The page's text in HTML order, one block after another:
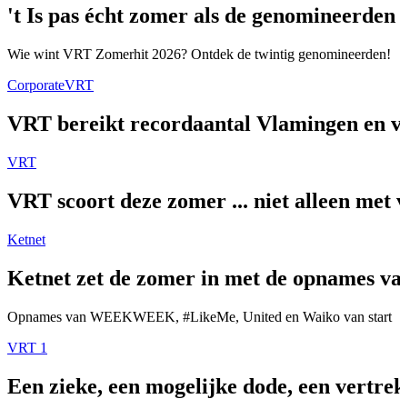
't Is pas écht zomer als de
Wie wint VRT Zomerhit 2026? Ontdek de twintig genomineerden!
CorporateVRT
VRT bereikt recordaantal Vlamingen en
VRT
VRT scoort deze zomer ... niet alleen met
Ketnet
Ketnet zet de zomer in met de opnames
Opnames van WEEKWEEK, #LikeMe, United en Waiko van start
VRT 1
Een zieke, een mogelijke dode, een